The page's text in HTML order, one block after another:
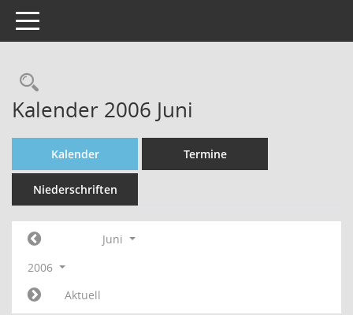
Toggle navigation
Rechercheauswahl
Kalender 2006 Juni
Kalender Termine
Niederschriften
Juni
2006
Aktuell